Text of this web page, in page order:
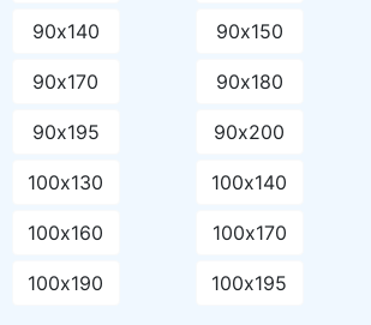
90х140 90х150
90х170 90х180
90х195 90х200
100х130 100х140
100х160 100х170
100х190 100х195